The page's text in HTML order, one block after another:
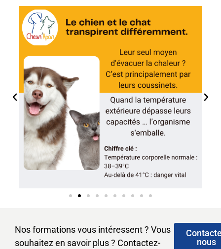
Nos formations vous intéressent ? Vous
souhaitez en savoir plus ? Contactez-
nous